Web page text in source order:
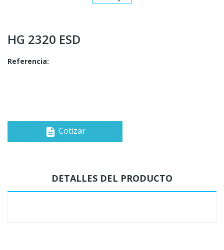
HG 2320 ESD
Referencia:
description Cotizar
DETALLES DEL PRODUCTO